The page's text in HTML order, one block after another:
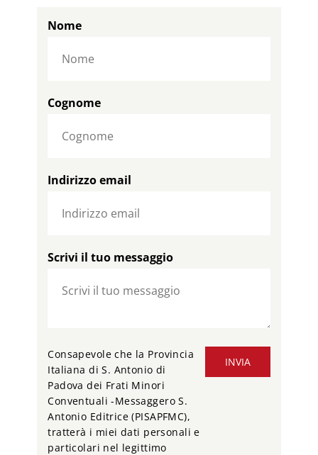
Nome
Cognome
Indirizzo email
Scrivi il tuo messaggio
INVIA
Consapevole che la Provincia
Italiana di S. Antonio di
Padova dei Frati Minori
Conventuali -Messaggero S.
Antonio Editrice (PISAPFMC),
tratterà i miei dati personali e
particolari nel legittimo